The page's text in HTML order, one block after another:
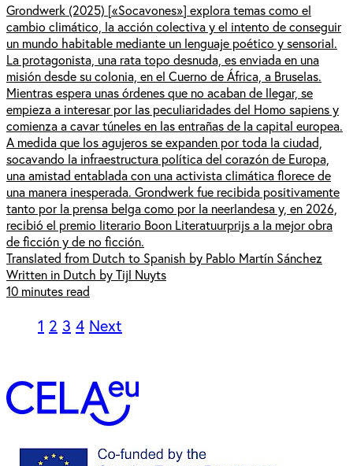
Grondwerk (2025) [«Socavones»] explora temas como el
cambio climático, la acción colectiva y el intento de conseguir
un mundo habitable mediante un lenguaje poético y sensorial.
La protagonista, una rata topo desnuda, es enviada en una
misión desde su colonia, en el Cuerno de África, a Bruselas.
Mientras espera unas órdenes que no acaban de llegar, se
empieza a interesar por las peculiaridades del Homo sapiens y
comienza a cavar túneles en las entrañas de la capital europea.
A medida que los agujeros se expanden por toda la ciudad,
socavando la infraestructura política del corazón de Europa,
una amistad entablada con una activista climática florece de
una manera inesperada. Grondwerk fue recibida positivamente
tanto por la prensa belga como por la neerlandesa y, en 2026,
recibió el premio literario Boon Literatuurprijs a la mejor obra
de ficción y de no ficción.
Translated from Dutch to Spanish by Pablo Martín Sánchez
Written in Dutch by Tijl Nuyts
10 minutes read
1 2 3 4 Next